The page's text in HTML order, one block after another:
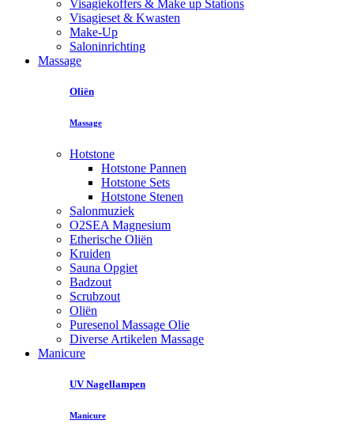
Visagiekoffers & Make up Stations
Visagieset & Kwasten
Make-Up
Saloninrichting
Massage
Oliën
Massage
Hotstone
Hotstone Pannen
Hotstone Sets
Hotstone Stenen
Salonmuziek
O2SEA Magnesium
Etherische Oliën
Kruiden
Sauna Opgiet
Badzout
Scrubzout
Oliën
Puresenol Massage Olie
Diverse Artikelen Massage
Manicure
UV Nagellampen
Manicure